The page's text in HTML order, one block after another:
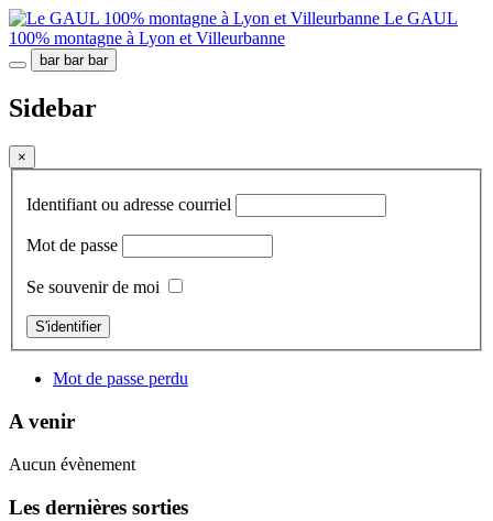
Le GAUL
100% montagne à Lyon et Villeurbanne
bar bar bar
Sidebar
×
Identifiant ou adresse courriel
Mot de passe
Se souvenir de moi
S'identifier
Mot de passe perdu
A venir
Aucun évènement
Les dernières sorties